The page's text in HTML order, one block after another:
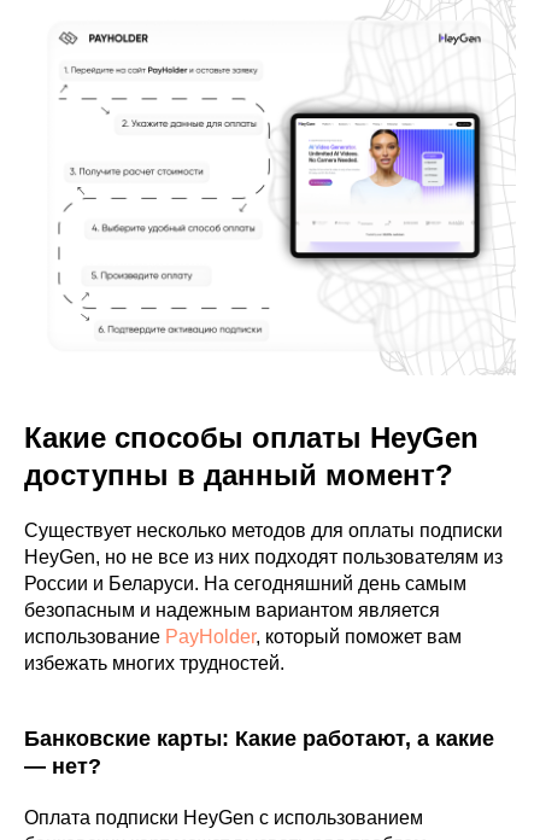
Какие способы оплаты HeyGen
доступны в данный момент?
Существует несколько методов для оплаты подписки
HeyGen, но не все из них подходят пользователям из
России и Беларуси. На сегодняшний день самым
безопасным и надежным вариантом является
использование PayHolder, который поможет вам
избежать многих трудностей.
Банковские карты: Какие работают, а какие
— нет?
Оплата подписки HeyGen с использованием